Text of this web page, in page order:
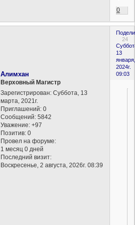
0
24
13
января,
2024г.
09:03
Алимхан
Верховный Магистр
Зарегистрирован: Суббота, 13
марта, 2021г.
Приглашений: 0
Сообщений: 5842
Уважение: +97
Позитив: 0
Провел на форуме:
1 месяц 0 дней
Последний визит:
Воскресенье, 2 августа, 2026г. 08:39